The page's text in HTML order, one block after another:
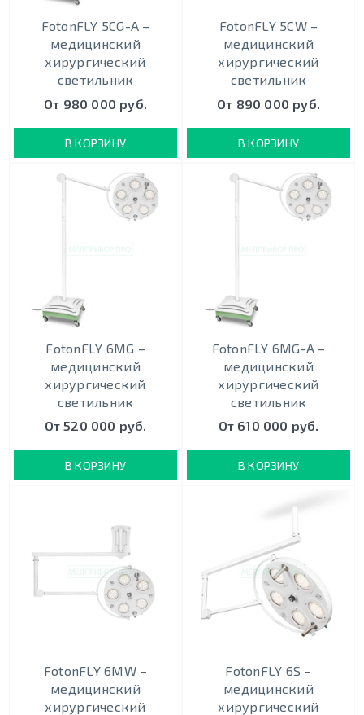
FotonFLY 5СG-A –
медицинский
хирургический
светильник
От 980 000 руб.
В КОРЗИНУ
FotonFLY 5СW –
медицинский
хирургический
светильник
От 890 000 руб.
В КОРЗИНУ
FotonFLY 6MG –
медицинский
хирургический
светильник
От 520 000 руб.
В КОРЗИНУ
FotonFLY 6MG-A –
медицинский
хирургический
светильник
От 610 000 руб.
В КОРЗИНУ
FotonFLY 6MW –
медицинский
хирургический
FotonFLY 6S –
медицинский
хирургический